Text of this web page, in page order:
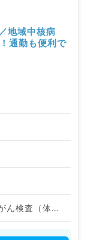
地域中核病
通勤も便利で
一般外来, 病棟管理, 子宮がん検査（体がん）, 子宮がん検査（頚がん）, 救急対応